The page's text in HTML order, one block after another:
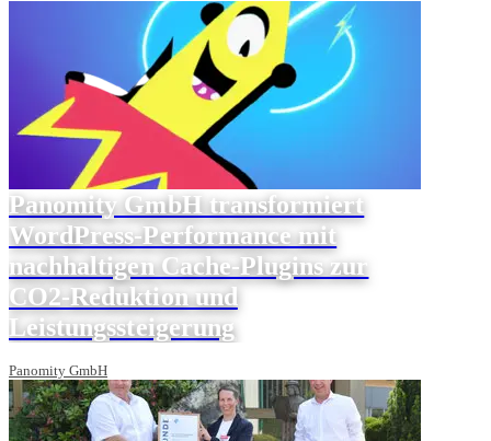
Panomity GmbH transformiert
WordPress-Performance mit
nachhaltigen Cache-Plugins zur
CO2-Reduktion und
Leistungssteigerung
Panomity GmbH